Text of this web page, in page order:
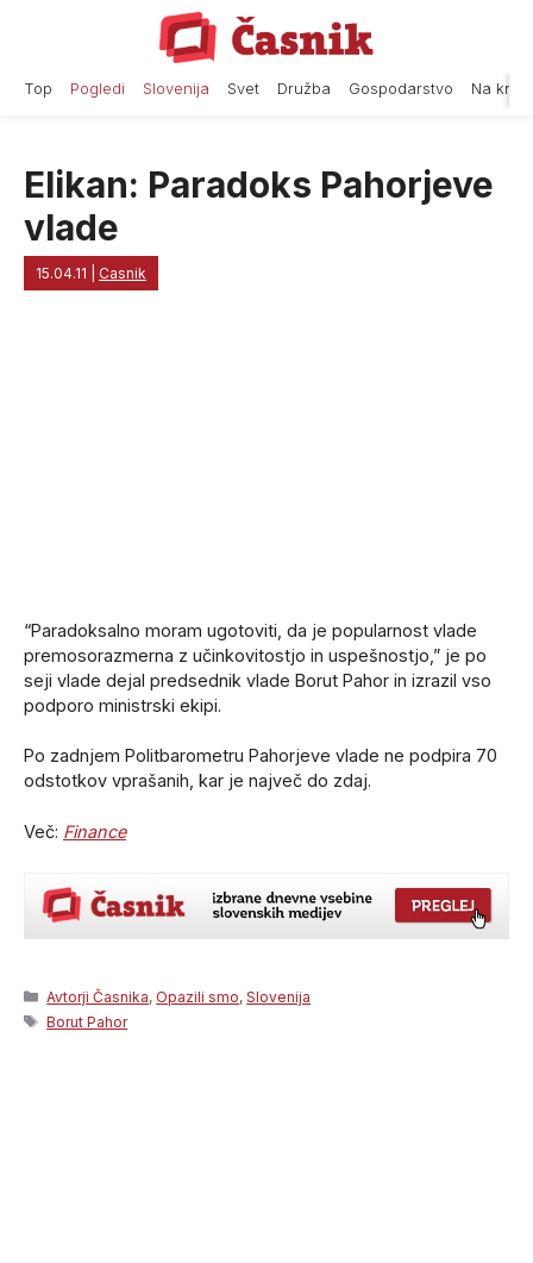
Top Pogledi Slovenija Svet Družba Gospodarstvo Na
Elikan: Paradoks Pahorjeve
vlade
15.04.11 Casnik
“Paradoksalno moram ugotoviti, da je popularnost vlade
premosorazmerna z učinkovitostjo in uspešnostjo,” je po
seji vlade dejal predsednik vlade Borut Pahor in izrazil vso
podporo ministrski ekipi.
Po zadnjem Politbarometru Pahorjeve vlade ne podpira 70
odstotkov vprašanih, kar je največ do zdaj.
Več: Finance
Categories
Avtorji Časnika, Opazili smo,Slovenija
Tags
Borut Pahor